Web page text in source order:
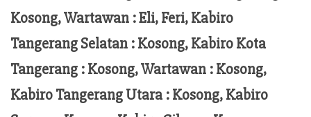
Kosong,Wartawan :Eli, Feri, Kabiro
Tangerang Selatan : Kosong, Kabiro Kota
Tangerang :Kosong, Wartawan : Kosong,
Kabiro Tangerang Utara : Kosong, Kabiro